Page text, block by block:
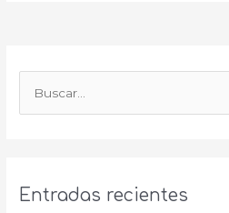
rEntradas recientes